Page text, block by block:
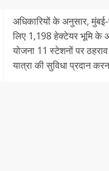
अधिकारियों के अनुसार,
लिए 1,198 हेक्टेयर भूमि के
योजना 11 स्टेशनों पर
यात्रा की सुविधा प्रदान